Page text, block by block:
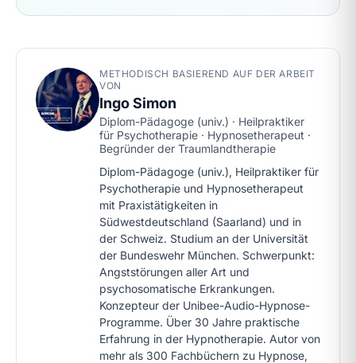
METHODISCH BASIEREND AUF DER ARBEIT
VON
Ingo Simon
Diplom-Pädagoge (univ.) · Heilpraktiker
für Psychotherapie · Hypnosetherapeut ·
Begründer der Traumlandtherapie
Diplom-Pädagoge (univ.), Heilpraktiker für
Psychotherapie und Hypnosetherapeut
mit Praxistätigkeiten in
Südwestdeutschland (Saarland) und in
der Schweiz. Studium an der Universität
der Bundeswehr München. Schwerpunkt:
Angststörungen aller Art und
psychosomatische Erkrankungen.
Konzepteur der Unibee-Audio-Hypnose-
Programme. Über 30 Jahre praktische
Erfahrung in der Hypnotherapie. Autor von
mehr als 300 Fachbüchern zu Hypnose,